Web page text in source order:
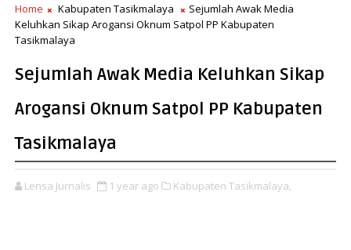
Home Kabupaten Tasikmalaya
Sejumlah Awak Media
Keluhkan Sikap Arogansi Oknum Satpol PP Kabupaten
Tasikmalaya
Sejumlah Awak Media Keluhkan Sikap
Arogansi Oknum Satpol PP Kabupaten
Tasikmalaya
Lensa Jurnalis 1 year ago Kabupaten Tasikmalaya,